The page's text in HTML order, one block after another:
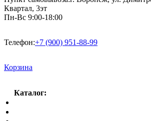
Квартал, 3эт
Пн-Вс 9:00-18:00
Телефон:+7 (900) 951-88-99
Корзина
Каталог: